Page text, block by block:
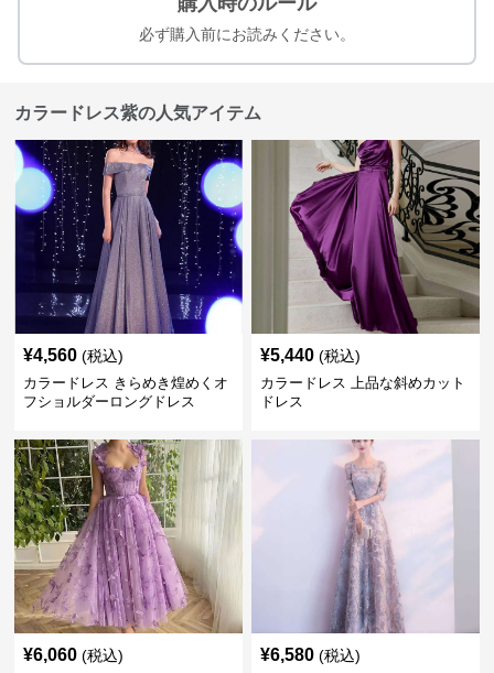
必ず購入前にお読みください。
カラードレス紫の人気アイテム
¥4,560 (税込)
カラードレス きらめき煌めくオ
フショルダーロングドレス
¥5,440 (税込)
カラードレス 上品な斜めカット
ドレス
¥6,060 (税込) ¥6,580 (税込)